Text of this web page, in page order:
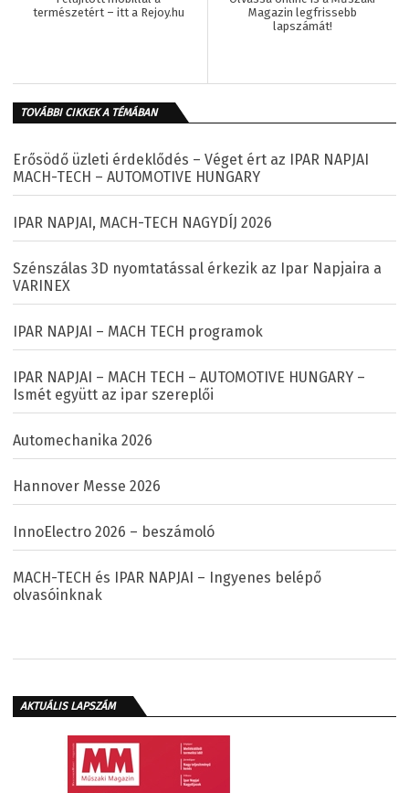
természetért – itt a Rejoy.hu
Magazin legfrissebb
lapszámát!
TOVÁBBI CIKKEK A TÉMÁBAN
Erősödő üzleti érdeklődés – Véget ért az IPAR NAPJAI
MACH-TECH – AUTOMOTIVE HUNGARY
IPAR NAPJAI, MACH-TECH NAGYDÍJ 2026
Szénszálas 3D nyomtatással érkezik az Ipar Napjaira a
VARINEX
IPAR NAPJAI – MACH TECH programok
IPAR NAPJAI – MACH TECH – AUTOMOTIVE HUNGARY –
Ismét együtt az ipar szereplői
Automechanika 2026
Hannover Messe 2026
InnoElectro 2026 – beszámoló
MACH-TECH és IPAR NAPJAI – Ingyenes belépő
olvasóinknak
AKTUÁLIS LAPSZÁM